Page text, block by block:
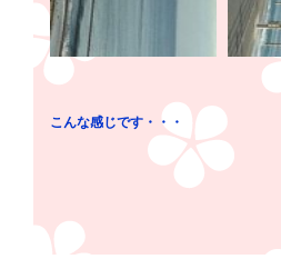
こんな感じです・・・